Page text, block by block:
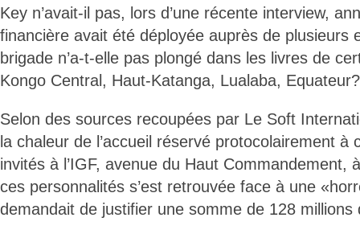
Key n’avait-il pas, lors d’une récente interview,
financière avait été déployée auprès de plusieurs
brigade n’a-t-elle pas plongé dans les livres de
Kongo Central, Haut-Katanga, Lualaba, Equateur?
Selon des sources recoupées par Le Soft
la chaleur de l’accueil réservé protocolairement à
invités à l’IGF, avenue du Haut Commandement,
ces personnalités s’est retrouvée face à une
demandait de justifier une somme de 128